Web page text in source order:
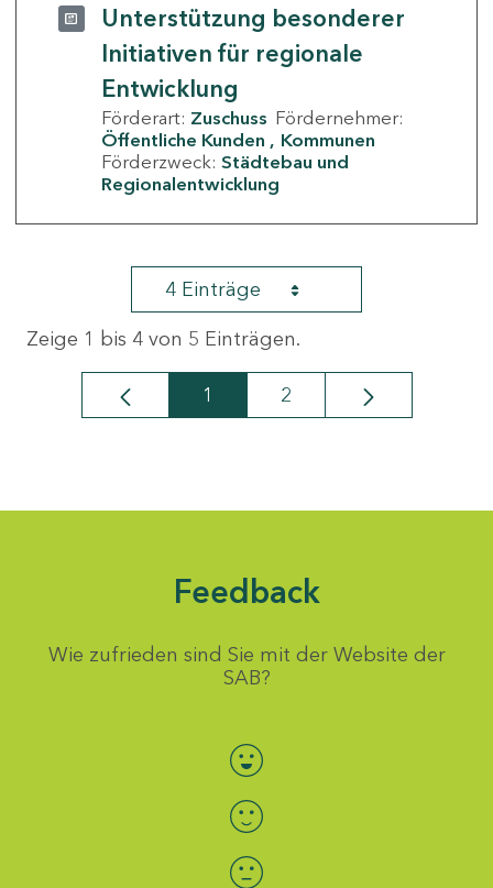
Unterstützung besonderer
Initiativen für regionale
Entwicklung
Förderart: Zuschuss Fördernehmer:
Öffentliche Kunden
Kommunen
Förderzweck: Städtebau und
Regionalentwicklung
4 Einträge
Zeige 1 bis 4 von 5 Einträgen.
Seite
1 Seite
2
Feedback
Wie zufrieden sind Sie mit der Website der
SAB?
Bewertung auswählen